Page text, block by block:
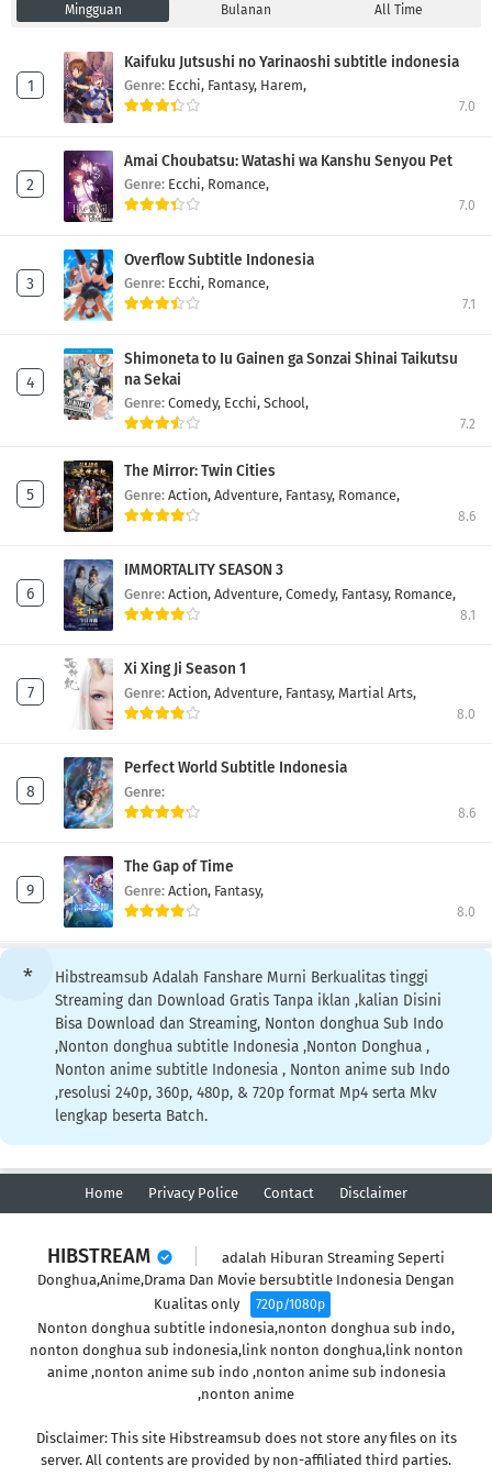
Mingguan Bulanan All Time
Kaifuku Jutsushi no Yarinaoshi subtitle indonesia
Genre: Ecchi, Fantasy, Harem,
7.0
Amai Choubatsu: Watashi wa Kanshu Senyou Pet
Genre: Ecchi, Romance,
7.0
Overflow Subtitle Indonesia
Genre: Ecchi, Romance,
7.1
Shimoneta to Iu Gainen ga Sonzai Shinai Taikutsu
na Sekai
Genre: Comedy, Ecchi, School,
7.2
The Mirror: Twin Cities
Genre: Action, Adventure, Fantasy, Romance,
8.6
IMMORTALITY SEASON 3
Genre: Action, Adventure, Comedy, Fantasy, Romance,
8.1
Xi Xing Ji Season 1
Genre: Action, Adventure, Fantasy, Martial Arts,
8.0
Perfect World Subtitle Indonesia
Genre:
8.6
The Gap of Time
Genre: Action, Fantasy,
8.0
Hibstreamsub Adalah Fanshare Murni Berkualitas tinggi
Streaming dan Download Gratis Tanpa iklan ,kalian Disini
Bisa Download dan Streaming, Nonton donghua Sub Indo
,Nonton donghua subtitle Indonesia ,Nonton Donghua ,
Nonton anime subtitle Indonesia , Nonton anime sub Indo
,resolusi 240p, 360p, 480p, & 720p format Mp4 serta Mkv
lengkap beserta Batch.
Home Privacy Police Contact Disclaimer
HIBSTREAM
adalah Hiburan Streaming Seperti
Donghua,Anime,Drama Dan Movie bersubtitle Indonesia Dengan
Kualitas only
720p/1080p
Nonton donghua subtitle indonesia,nonton donghua sub indo,
nonton donghua sub indonesia,link nonton donghua,link nonton
anime ,nonton anime sub indo ,nonton anime sub indonesia
,nonton anime
Disclaimer: This site Hibstreamsub does not store any files on its
server. All contents are provided by non-affiliated third parties.